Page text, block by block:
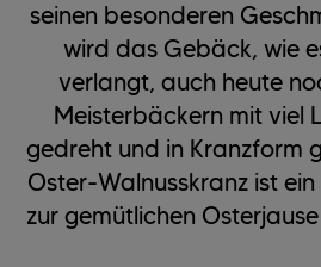
seinen besonderen
wird das Gebäck, wie
verlangt, auch heute
Meisterbäckern mit viel
gedreht und in Kranzform
Oster-Walnusskranz ist
zur gemütlichen